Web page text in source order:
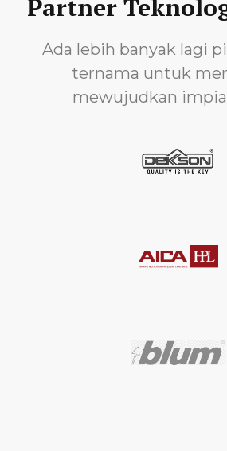
Partner
Ada lebih banyak lagi
ternama untuk
mewujudkan